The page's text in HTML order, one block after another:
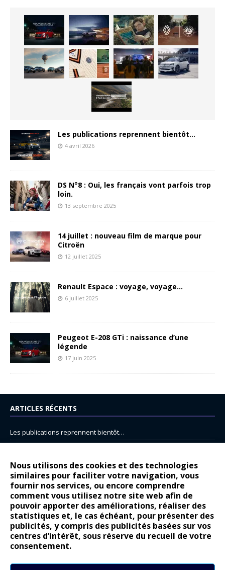
Nous utilisons des cookies et des technologies
similaires pour faciliter votre navigation, vous
fournir nos services, ou encore comprendre
comment vous utilisez notre site web afin de
pouvoir apporter des améliorations, réaliser des
statistiques et, le cas échéant, pour présenter des
publicités, y compris des publicités basées sur vos
centres d’intérêt, sous réserve du recueil de votre
consentement.
Les publications reprennent bientôt…
4 avril 2026
DS N°8 : Oui, les français vont parfois trop
loin.
13 septembre 2025
14 juillet : nouveau film de marque pour
Citroën
12 juillet 2025
Renault Espace : voyage, voyage…
6 juillet 2025
Peugeot E-208 GTi : naissance d’une
légende
17 juin 2025
ARTICLES RÉCENTS
Les publications reprennent bientôt…
14 juillet : nouveau film de marque pour Citroën
Renault Espace : voyage, voyage…
Peugeot E-208 GTi : naissance d’une légende
COMMENTAIRES RÉCENTS
Bernard DardartdansDacia Sandero : pour les gens vrais